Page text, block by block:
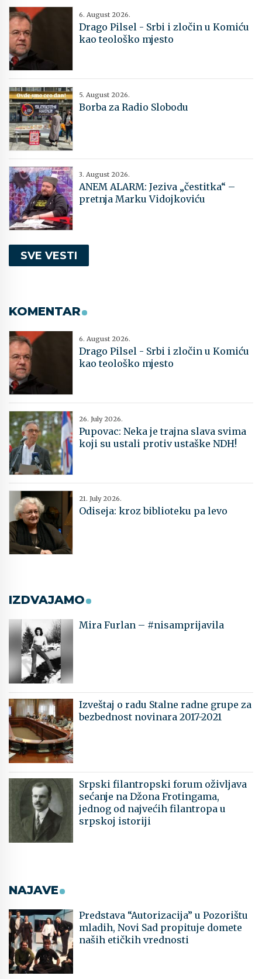
6. August 2026.
Drago Pilsel - Srbi i zločin u Komiću
kao teološko mjesto
5. August 2026.
Borba za Radio Slobodu
3. August 2026.
ANEM ALARM: Jeziva „čestitka“ –
pretnja Marku Vidojkoviću
SVE VESTI
KOMENTAR
6. August 2026.
Drago Pilsel - Srbi i zločin u Komiću
kao teološko mjesto
26. July 2026.
Pupovac: Neka je trajna slava svima
koji su ustali protiv ustaške NDH!
21. July 2026.
Odiseja: kroz biblioteku pa levo
IZDVAJAMO
Mira Furlan – #nisamprijavila
Izveštaj o radu Stalne radne grupe za
bezbednost novinara 2017-2021
Srpski filantropski forum oživljava
sećanje na Džona Frotingama,
jednog od najvećih filantropa u
srpskoj istoriji
NAJAVE
Predstava “Autorizacija” u Pozorištu
mladih, Novi Sad propituje domete
naših etičkih vrednosti